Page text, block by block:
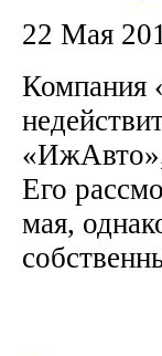
22 Мая
Компания
Его
мая,